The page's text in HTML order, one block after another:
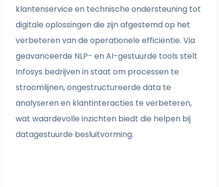
klantenservice en technische ondersteuning tot
digitale oplossingen die zijn afgestemd op het
verbeteren van de operationele efficiëntie. Via
geavanceerde NLP- en AI-gestuurde tools stelt
Infosys bedrijven in staat om processen te
stroomlijnen, ongestructureerde data te
analyseren en klantinteracties te verbeteren,
wat waardevolle inzichten biedt die helpen bij
datagestuurde besluitvorming.